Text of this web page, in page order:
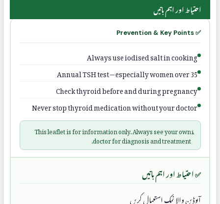
احتیاط اور اہم باتیں
✅ Prevention & Key Points
Always use iodised salt in cooking
Annual TSH test — especially women over 35
Check thyroid before and during pregnancy
Never stop thyroid medication without your doctor
ℹ️
This leaflet is for information only. Always see your own
doctor for diagnosis and treatment.
✅ احتیاط اور اہم باتیں
آیوڈین والا نمک استعمال کریں